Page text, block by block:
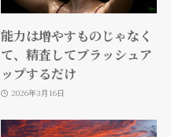
能力は増やすものじゃなく
て、精査してブラッシュア
ップするだけ
2026年3月16日